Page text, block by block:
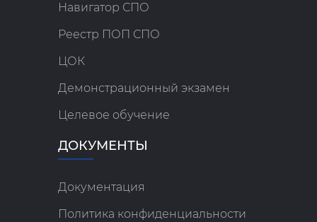
Навигатор СПО
Реестр ПОП СПО
ЦОК
Демонстрационный экзамен
Целевое обучение
ДОКУМЕНТЫ
Документация
Политика конфиденциальности